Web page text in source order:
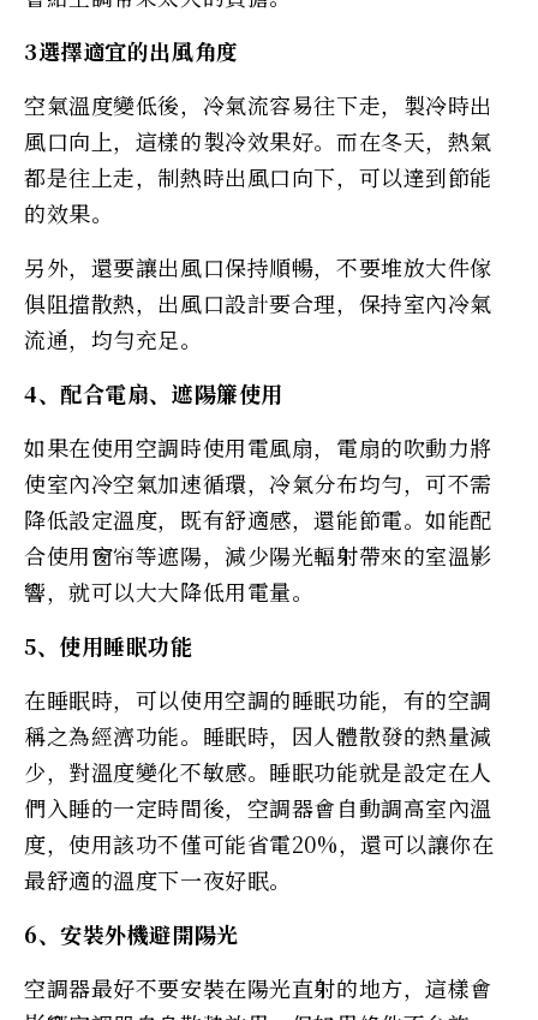
3選擇適宜的出風角度
空氣溫度變低後，冷氣流容易往下走，製冷時出
風口向上，這樣的製冷效果好。而在冬天，熱氣
都是往上走，制熱時出風口向下，可以達到節能
的效果。
另外，還要讓出風口保持順暢，不要堆放大件傢
俱阻擋散熱，出風口設計要合理，保持室內冷氣
流通，均勻充足。
4、配合電扇、遮陽簾使用
如果在使用空調時使用電風扇，電扇的吹動力將
使室內冷空氣加速循環，冷氣分布均勻，可不需
降低設定溫度，既有舒適感，還能節電。如能配
合使用窗帘等遮陽，減少陽光輻射帶來的室溫影
響，就可以大大降低用電量。
5、使用睡眠功能
在睡眠時，可以使用空調的睡眠功能，有的空調
稱之為經濟功能。睡眠時，因人體散發的熱量減
少，對溫度變化不敏感。睡眠功能就是設定在人
們入睡的一定時間後，空調器會自動調高室內溫
度，使用該功不僅可能省電20%，還可以讓你在
最舒適的溫度下一夜好眠。
6、安裝外機避開陽光
空調器最好不要安裝在陽光直射的地方，這樣會